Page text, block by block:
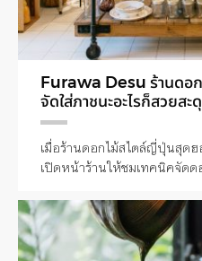
Furawa Desu ร้านดอก
จัดใส่ภาชนะอะไรก็สวยสะ
เมื่อร้านดอกไม้สไตล์ญี่ปุ่นสุด
เปิดหน้าร้านให้ชมเทคนิคจัดด